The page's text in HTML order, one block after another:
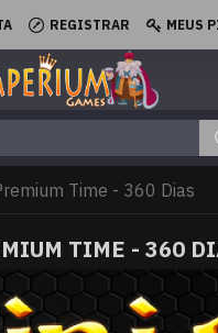
REGISTRAR MEUS
Time - 360 Dias
TIME - 360